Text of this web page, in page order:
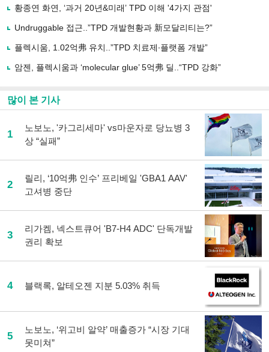
사
유
기
황종연 화연, ‘과거 20년&미래’ TPD 이해 '4가지 관점'
Undruggable 접근..”TPD 개발현황과 新모달리티는?”
플렉시움, 1.02억弗 유치..”TPD 치료제∙플랫폼 개발”
암젠, 플렉시움과 ‘molecular glue’ 5억弗 딜..“TPD 강화”
많이 본 기사
1
노보노, '카그리세마' vs마운자로 당뇨병 3
상 “실패”
2
릴리, ‘10억弗 인수’ 프리베일 'GBA1 AAV'
고셔병 중단
3
리가켐, 넥스트큐어 'B7-H4 ADC' 단독개발
권리 확보
4 블랙록, 알테오젠 지분 5.03% 취득
5
노보노, ‘위고비 알약’ 매출증가 “시장 기대
못미쳐”